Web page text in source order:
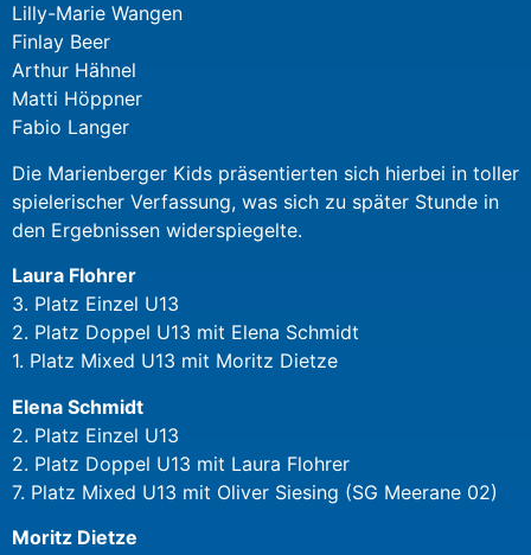
Lilly-Marie Wangen
Finlay Beer
Arthur Hähnel
Matti Höppner
Fabio Langer
Die Marienberger Kids präsentierten sich hierbei in toller
spielerischer Verfassung, was sich zu später Stunde in
den Ergebnissen widerspiegelte.
Laura Flohrer
3. Platz Einzel U13
2. Platz Doppel U13 mit Elena Schmidt
1. Platz Mixed U13 mit Moritz Dietze
Elena Schmidt
2. Platz Einzel U13
2. Platz Doppel U13 mit Laura Flohrer
7. Platz Mixed U13 mit Oliver Siesing (SG Meerane 02)
Moritz Dietze